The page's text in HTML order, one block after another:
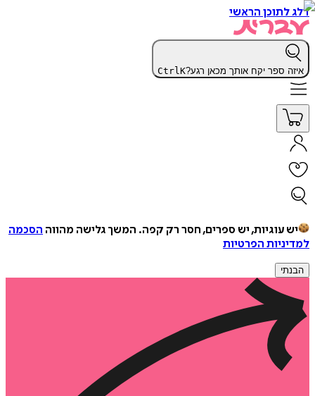
דלג לתוכן הראשי
איזה ספר יקח אותך מכאן רגע? CtrlK
יש עוגיות, יש ספרים, חסר רק קפה. המשך גלישה מהווה הסכמה
למדיניות הפרטיות
הבנתי